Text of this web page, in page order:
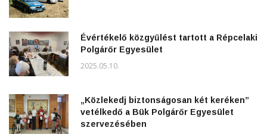
Évértékelő közgyűlést tartott a Répcelaki
Polgárőr Egyesület
2025.05.10.
„Közlekedj biztonságosan két keréken”
vetélkedő a Bük Polgárőr Egyesület
szervezésében